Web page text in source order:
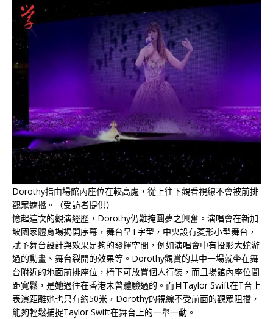
Dorothy指由場館內座位在較高處，從上往下觀看視線不會被前排
觀眾遮擋。（受訪者提供）
憶起這次的觀演經歷，Dorothy仍難掩圓夢之興奮。演唱會在新加
坡國家體育場揭開序幕，舞台呈T字型，中央設有菱形小型舞台，
賦予舞台設計與效果足夠的發揮空間，例如演唱會中有投影大蛇游
過的動畫、舞台裂開的效果等。Dorothy觀賞的其中一場就坐在舞
台附近的地面前排座位，椅下可放置個人行裝，而且場館內座位間
距寬鬆，是她過往在香港未曾體驗過的。而且Taylor Swift在T台上
表演距離她也只有約50米，Dorothy的視線不受前面的觀眾阻擋，
能夠輕鬆捕捉Taylor Swift在舞台上的一舉一動。